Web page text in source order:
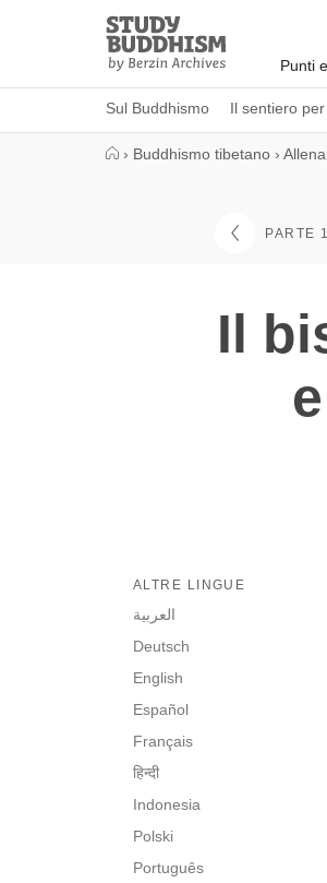
Study
Buddhism
Home
Punti
Sul Buddhismo Il sentiero
› Buddhismo tibetano ›
PARTE 1
Il
ALTRE LINGUE
العربية
Deutsch
English
Español
Français
हिन्दी
Indonesia
Polski
Português